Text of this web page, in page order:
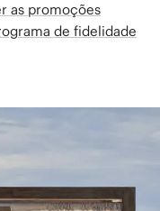
as promoções
de fidelidade